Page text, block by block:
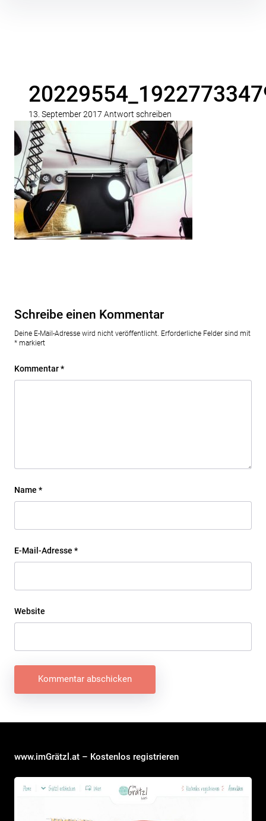
13. September 2017 Antwort schreiben
Schreibe einen Kommentar
Deine E-Mail-Adresse wird nicht veröffentlicht. Erforderliche Felder sind mit
* markiert
Kommentar*
Name *
E-Mail-Adresse *
Website
www.imGrätzl.at – Kostenlos registrieren